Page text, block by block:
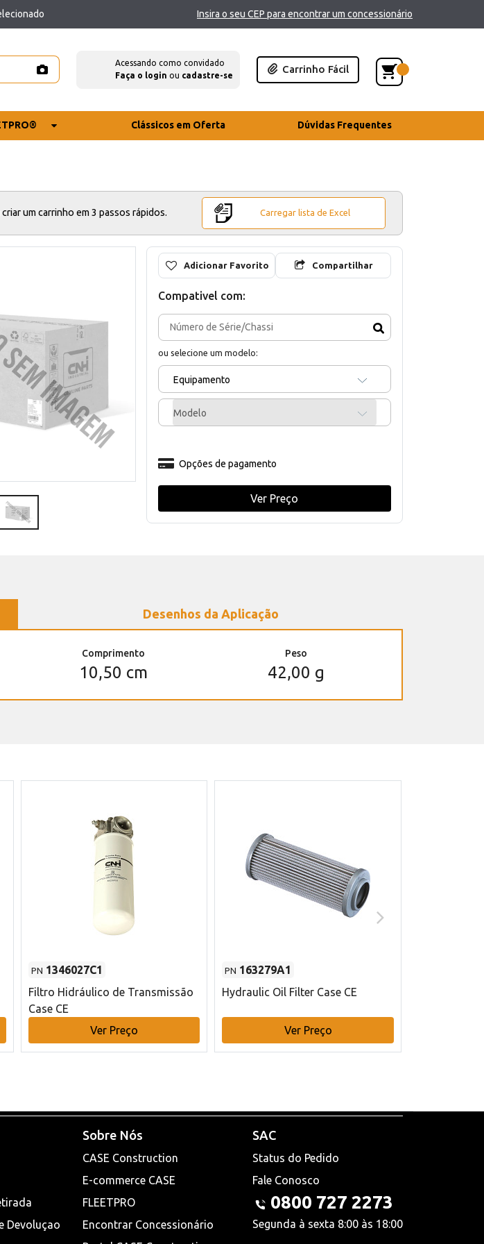
Insira o seu CEP para encontrar um concessionário
Acessando como convidado
Faça o login ou cadastre-se
Carrinho Fácil
Clássicos em Oferta Dúvidas Frequentes
um carrinho em 3 passos rápidos. Carregar lista de Excel
Adicionar Favorito Compartilhar
Compativel com:
ou selecione um modelo:
Equipamento
Modelo
Opções de pagamento
Ver Preço
Desenhos da Aplicação
Comprimento
10,50 cm
Peso
42,00 g
PN 1346027C1
Filtro Hidráulico de Transmissão
Case CE
Ver Preço
PN 163279A1
Hydraulic Oil Filter Case CE
Ver Preço
Devoluçao
Sobre Nós
CASE Construction
E-commerce CASE
FLEETPRO
Encontrar Concessionário
SAC
Status do Pedido
Fale Conosco
0800 727 2273
Segunda à sexta 8:00 às 18:00